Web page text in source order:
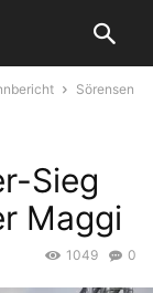
Sörensen
Sieg
Maggi
0
1049